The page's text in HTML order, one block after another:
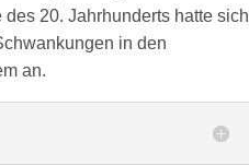
20. Jahrhunderts hatte sich
in den
an.